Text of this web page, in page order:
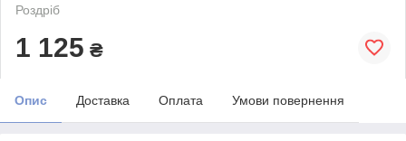
Роздріб
1 125 ₴
Опис Доставка Оплата Умови повернення